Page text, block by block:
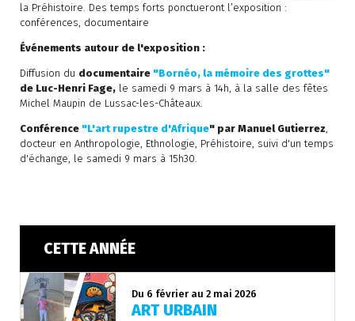
la Préhistoire. Des temps forts ponctueront l’exposition :
conférences, documentaire
Événements autour de l'exposition :
Diffusion du documentaire"Bornéo, la mémoire des grottes"
de Luc-Henri Fage,le samedi 9 mars à 14h, à la salle des fêtes
Michel Maupin de Lussac-les-Châteaux.
Conférence "L'art rupestre d'Afrique" par Manuel Gutierrez,
docteur en Anthropologie, Ethnologie, Préhistoire, suivi d'un temps
d'échange, le samedi 9 mars à 15h30.
CETTE ANNÉE
Du 6 février au 2 mai 2026
ART URBAIN